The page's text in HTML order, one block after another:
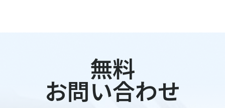
無料
お問い合わせ